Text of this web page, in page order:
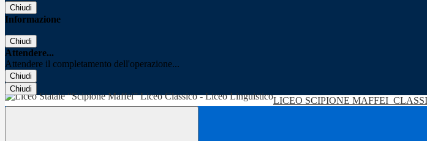
Chiudi
Informazione
Chiudi
Attendere...
Attendere il completamento dell'operazione...
Chiudi
Chiudi
LICEO SCIPIONE MAFFEI